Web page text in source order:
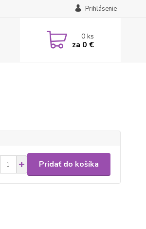
Prihlásenie
0ks
za 0 €
Pridať do košíka